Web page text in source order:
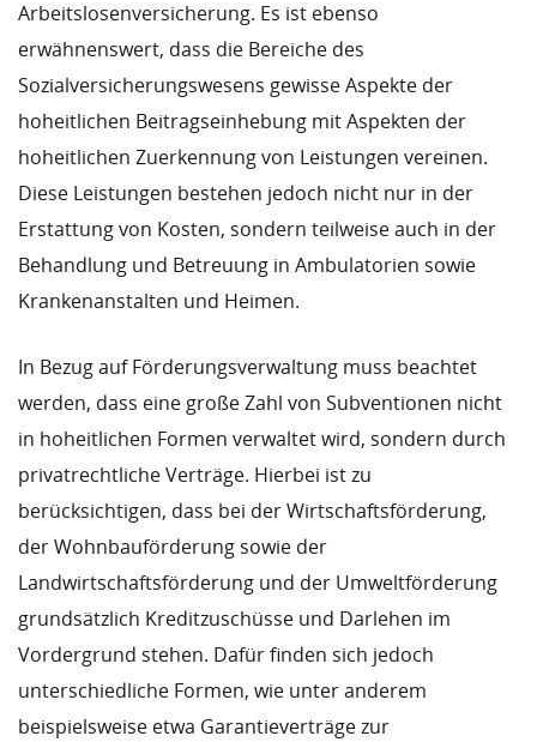
Arbeitslosenversicherung. Es ist ebenso
erwähnenswert, dass die Bereiche des
Sozialversicherungswesens gewisse Aspekte der
hoheitlichen Beitragseinhebung mit Aspekten der
hoheitlichen Zuerkennung von Leistungen vereinen.
Diese Leistungen bestehen jedoch nicht nur in der
Erstattung von Kosten, sondern teilweise auch in der
Behandlung und Betreuung in Ambulatorien sowie
Krankenanstalten und Heimen.
In Bezug auf Förderungsverwaltung muss beachtet
werden, dass eine große Zahl von Subventionen nicht
in hoheitlichen Formen verwaltet wird, sondern durch
privatrechtliche Verträge. Hierbei ist zu
berücksichtigen, dass bei der Wirtschaftsförderung,
der Wohnbauförderung sowie der
Landwirtschaftsförderung und der Umweltförderung
grundsätzlich Kreditzuschüsse und Darlehen im
Vordergrund stehen. Dafür finden sich jedoch
unterschiedliche Formen, wie unter anderem
beispielsweise etwa Garantieverträge zur